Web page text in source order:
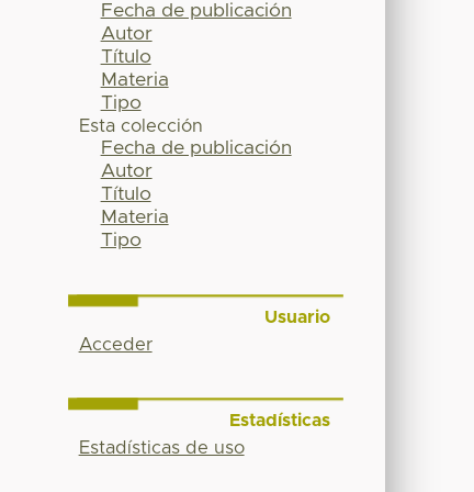
Fecha de publicación
Autor
Título
Materia
Tipo
Esta colección
Fecha de publicación
Autor
Título
Materia
Tipo
Usuario
Acceder
Estadísticas
Estadísticas de uso